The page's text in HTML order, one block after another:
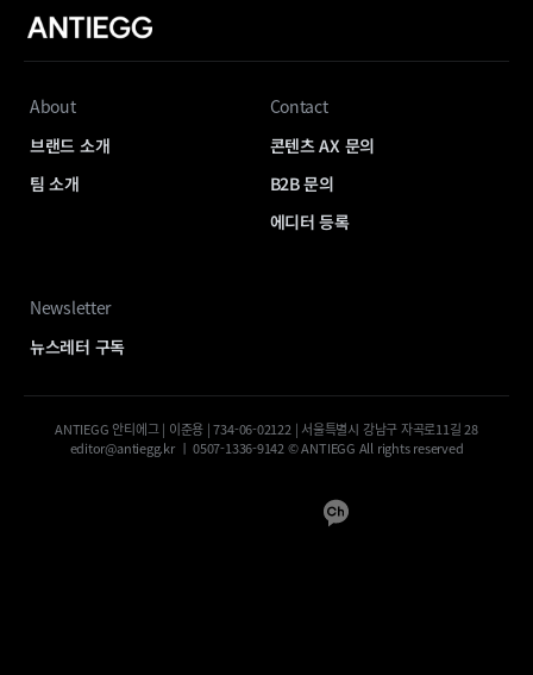
About
브랜드 소개
팀 소개
Contact
콘텐츠 AX 문의
B2B 문의
에디터 등록
Newsletter
뉴스레터 구독
ANTIEGG 안티에그 | 이준용 | 734-06-02122 | 서울특별시 강남구 자곡로11길 28
editor@antiegg.kr ㅣ 0507-1336-9142 © ANTIEGG All rights reserved